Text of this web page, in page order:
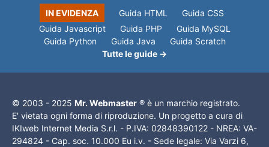
IN EVIDENZA Guida HTML
Guida CSS
Guida Javascript
Guida PHP
Guida MySQL
Guida Python
Guida Java
Guida Scratch
Tutte le guide →
© 2003 - 2025 Mr. Webmaster ® è un marchio registrato.
E' vietata ogni forma di riproduzione. Un progetto a cura di
IKIweb Internet Media S.r.l. - P.IVA: 02848390122 - NREA: VA-
294824 - Cap. soc. 10.000 Eu i.v. - Sede legale: Via Varzi 6,